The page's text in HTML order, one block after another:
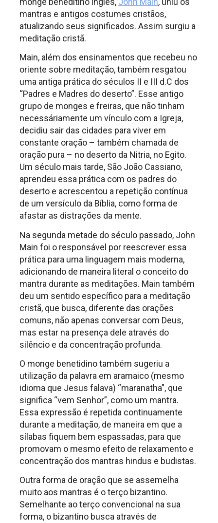
mantras e antigos costumes cristãos,
atualizando seus significados. Assim surgiu a
meditação cristã.
Main, além dos ensinamentos que recebeu no
oriente sobre meditação, também resgatou
uma antiga prática do séculos II e III d.C dos
“Padres e Madres do deserto”. Esse antigo
grupo de monges e freiras, que não tinham
necessáriamente um vínculo com a Igreja,
decidiu sair das cidades para viver em
constante oração – também chamada de
oração pura – no deserto da Nitria, no Egito.
Um século mais tarde, São João Cassiano,
aprendeu essa prática com os padres do
deserto e acrescentou a repetição contínua
de um versículo da Bíblia, como forma de
afastar as distrações da mente.
Na segunda metade do século passado, John
Main foi o responsável por reescrever essa
prática para uma linguagem mais moderna,
adicionando de maneira literal o conceito do
mantra durante as meditações. Main também
deu um sentido específico para a meditação
cristã, que busca, diferente das orações
comuns, não apenas conversar com Deus,
mas estar na presença dele através do
silêncio e da concentração profunda.
O monge benetidino também sugeriu a
utilização da palavra em aramaico (mesmo
idioma que Jesus falava) “maranatha”, que
significa “vem Senhor”, como um mantra.
Essa expressão é repetida continuamente
durante a meditação, de maneira em que a
sílabas fiquem bem espassadas, para que
promovam o mesmo efeito de relaxamento e
concentração dos mantras hindus e budistas.
Outra forma de oração que se assemelha
muito aos mantras é o terço bizantino.
Semelhante ao terço convencional na sua
forma, o bizantino busca através de